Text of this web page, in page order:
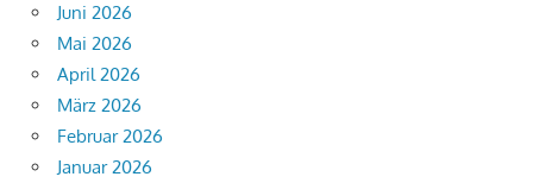
Juni 2026
Mai 2026
April 2026
März 2026
Februar 2026
Januar 2026